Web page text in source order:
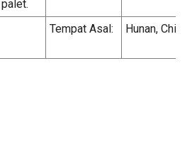
Tempat Asal: Hunan, China